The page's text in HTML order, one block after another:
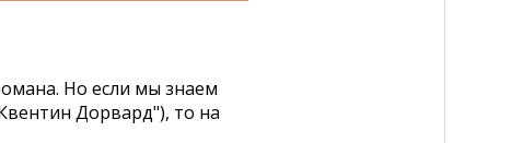
Но если мы знаем
Дорвард"), то на